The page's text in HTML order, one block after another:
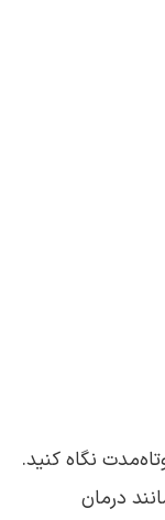
نگاه کنید.
درمان